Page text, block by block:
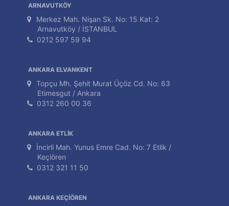
ARNAVUTKÖY
Merkez Mah. Nişan Sk. No: 15 Kat: 2
Arnavutköy / İSTANBUL
0212 597 59 94
ANKARA ELVANKENT
Topçu Mh. Şehit Murat Üçöz Cd. No: 63
Etimesgut / Ankara
0312 260 00 36
ANKARA ETLİK
İncirli Mah. Yunus Emre Cad. No: 7 Etlik /
Keçiören
0312 321 11 50
ANKARA KEÇİÖREN